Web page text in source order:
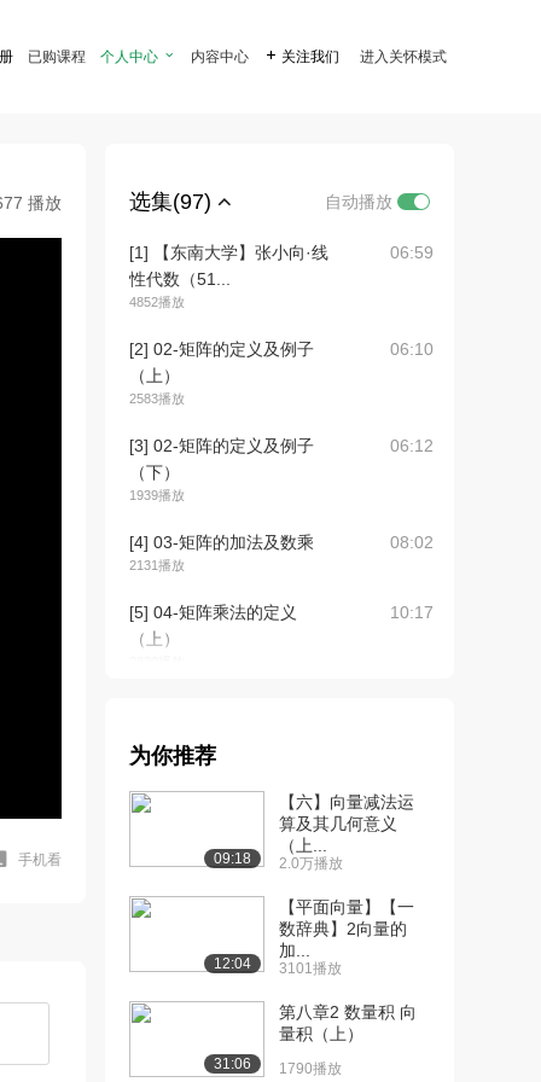
已购课程 个人中心  内容中心  关注我们 进入关怀模式
播放
手机看
选集(97) 自动播放
[1] 【东南大学】张小向·线
性代数（51...
4852播放
06:59
[2] 02-矩阵的定义及例子
（上）
2583播放
06:10
[3] 02-矩阵的定义及例子
（下）
1939播放
06:12
[4] 03-矩阵的加法及数乘
2131播放
08:02
[5] 04-矩阵乘法的定义
（上）
10:17
1574播放
[7] 05-矩阵乘法的性质
09:43
[8] 05-矩阵乘法的性质
09:41
[9] 06-矩阵的转置（上）
1103播放
[10] 06-矩阵的转置（下）
为你推荐
09:18
【六】向量减法运
算及其几何意义
（上...
2.0万播放
12:04
【平面向量】【一
数辞典】2向量的
加...
3101播放
31:06
第八章2 数量积 向
量积（上）
1790播放